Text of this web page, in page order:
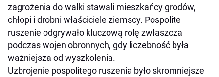
zagrożenia do walki stawali mieszkańcy grodów,
chłopi i drobni właściciele ziemscy. Pospolite
ruszenie odgrywało kluczową rolę zwłaszcza
podczas wojen obronnych, gdy liczebność była
ważniejsza od wyszkolenia.
Uzbrojenie pospolitego ruszenia było skromniejsze